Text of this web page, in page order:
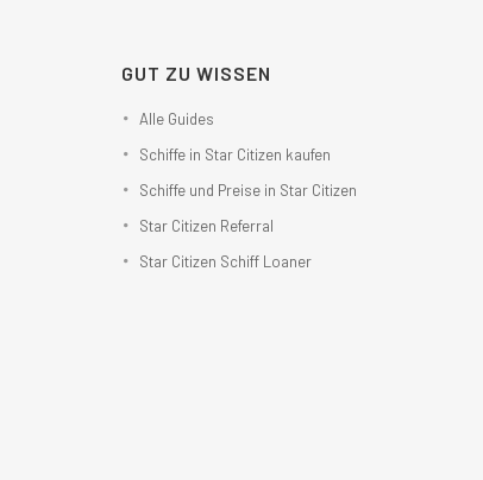
GUT ZU WISSEN
Alle Guides
Schiffe in Star Citizen kaufen
Schiffe und Preise in Star Citizen
Star Citizen Referral
Star Citizen Schiff Loaner